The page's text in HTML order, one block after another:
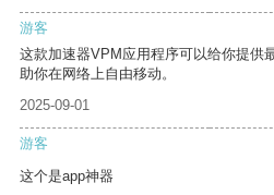
游客
这款加速器VPM应用程序可以给你提供
助你在网络上自由移动。
2025-09-01
游客
这个是app神器